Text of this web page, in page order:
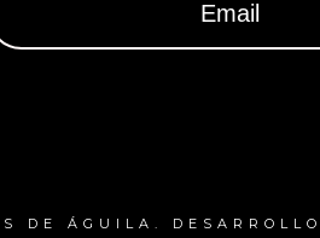
DE ÁGUILA. DESARROLLO